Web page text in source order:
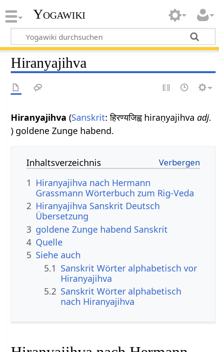
Yogawiki
Hiranyajihva
Hiranyajihva(Sanskrit: हिरण्यजिह्व hiraṇyajihvaadj.
) goldene Zunge habend.
Inhaltsverzeichnis
1 Hiranyajihva nach Hermann
Grassmann Wörterbuch zum Rig-Veda
2 Hiranyajihva Sanskrit Deutsch
Übersetzung
3 goldene Zunge habend Sanskrit
4 Quelle
5 Siehe auch
5.1 Sanskrit Wörter alphabetisch vor
Hiranyajihva
5.2 Sanskrit Wörter alphabetisch
nach Hiranyajihva